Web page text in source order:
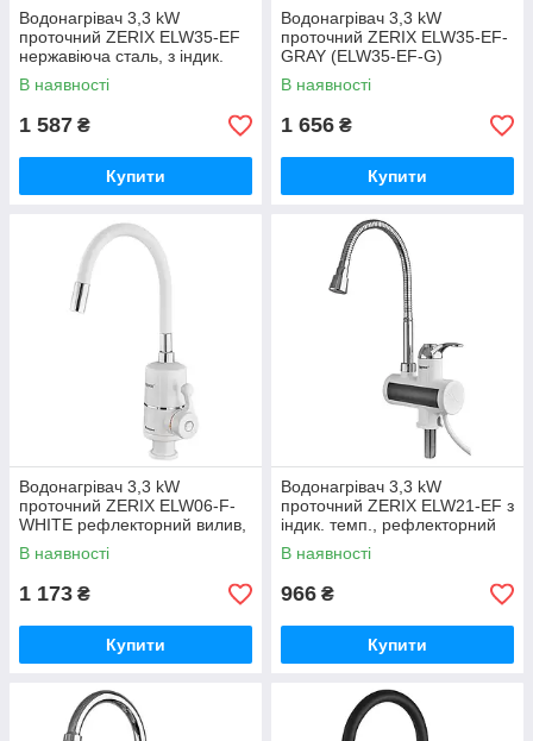
Водонагрівач 3,3 kW
проточний ZERIX ELW35-EF
нержавіюча сталь, з індик.
темп., рефлекторний вилив,
на мийку (ZX5577)
В наявності
1 587 ₴
Купити
Водонагрівач 3,3 kW
проточний ZERIX ELW35-EF-
GRAY (ELW35-EF-G)
нержавіюча сталь, з індик.
темп., силіконовий вилив
В наявності
1 656 ₴
Купити
Водонагрівач 3,3 kW
проточний ZERIX ELW06-F-
WHITE рефлекторний вилив,
на мийку (колір білий)
(ZX5857)
В наявності
1 173 ₴
Купити
Водонагрівач 3,3 kW
проточний ZERIX ELW21-EF з
індик. темп., рефлекторний
вилив (ZX3080)
В наявності
966 ₴
Купити